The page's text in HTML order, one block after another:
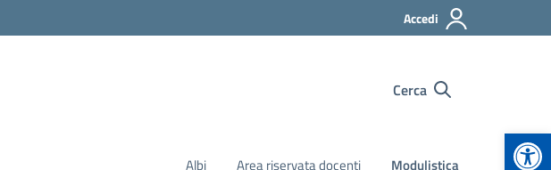
Accedi
Cerca
Albi Area riservata docenti Modulistica